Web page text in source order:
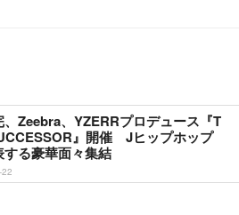
、Zeebra、YZERRプロデュース『T
』開催 Jヒップホップ
する豪華面々集結